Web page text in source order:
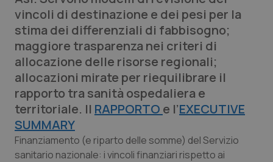
Professionisti Sanitari.AI
Abruzzo
Basilicata
Calabria
Campania
QS Pro Gold
Artrite & artrosi
Asma & BPCO
Car-T
QS Club Newsletter
vincoli di destinazione e dei pesi per la
stima dei differenziali di fabbisogno;
maggiore trasparenza nei criteri di
allocazione delle risorse regionali;
allocazioni mirate per riequilibrare il
rapporto tra sanità ospedaliera e
territoriale. Il RAPPORTO e l’EXECUTIVE
SUMMARY
Finanziamento (e riparto delle somme) del Servizio
sanitario nazionale: i vincoli finanziari rispetto ai